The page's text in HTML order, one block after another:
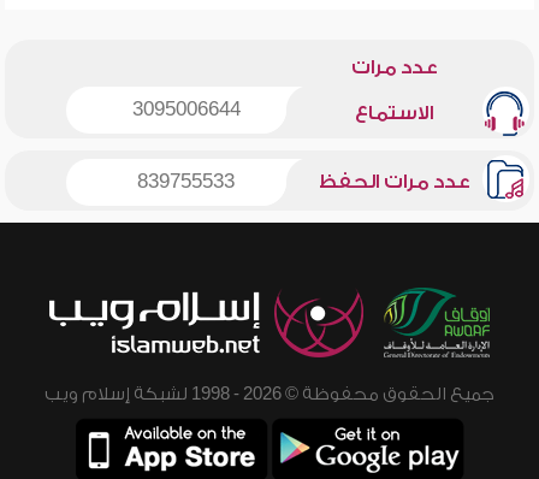
عدد مرات
الاستماع 3095006644
عدد مرات الحفظ 839755533
جميع الحقوق محفوظة © 2026 - 1998 لشبكة إسلام ويب